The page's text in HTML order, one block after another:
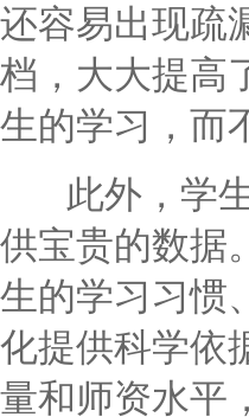
还容易出现疏
档，大大提高
生的学习，而
此外，学生
供宝贵的数据
生的学习习惯
化提供科学依
量和师资水平